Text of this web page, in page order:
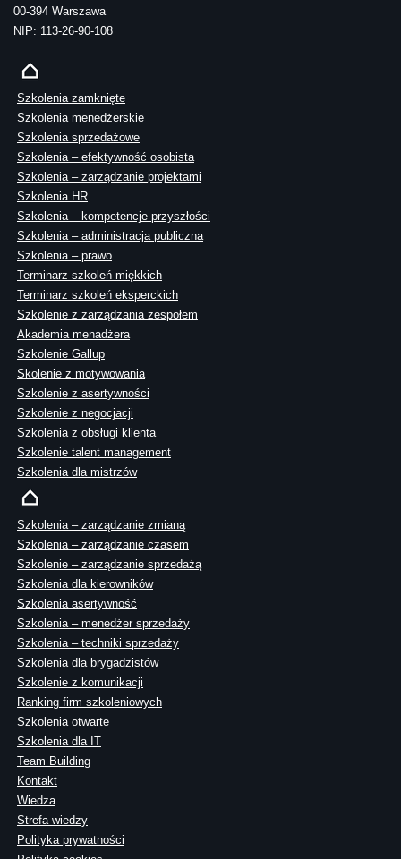
00-394 Warszawa
NIP: 113-26-90-108
Szkolenia zamknięte
Szkolenia menedżerskie
Szkolenia sprzedażowe
Szkolenia – efektywność osobista
Szkolenia – zarządzanie projektami
Szkolenia HR
Szkolenia – kompetencje przyszłości
Szkolenia – administracja publiczna
Szkolenia – prawo
Terminarz szkoleń miękkich
Terminarz szkoleń eksperckich
Szkolenie z zarządzania zespołem
Akademia menadżera
Szkolenie Gallup
Skolenie z motywowania
Szkolenie z asertywności
Szkolenie z negocjacji
Szkolenia z obsługi klienta
Szkolenie talent management
Szkolenia dla mistrzów
Szkolenia – zarządzanie zmianą
Szkolenia – zarządzanie czasem
Szkolenie – zarządzanie sprzedażą
Szkolenia dla kierowników
Szkolenia asertywność
Szkolenia – menedżer sprzedaży
Szkolenia – techniki sprzedaży
Szkolenia dla brygadzistów
Szkolenie z komunikacji
Ranking firm szkoleniowych
Szkolenia otwarte
Szkolenia dla IT
Team Building
Kontakt
Wiedza
Strefa wiedzy
Polityka prywatności